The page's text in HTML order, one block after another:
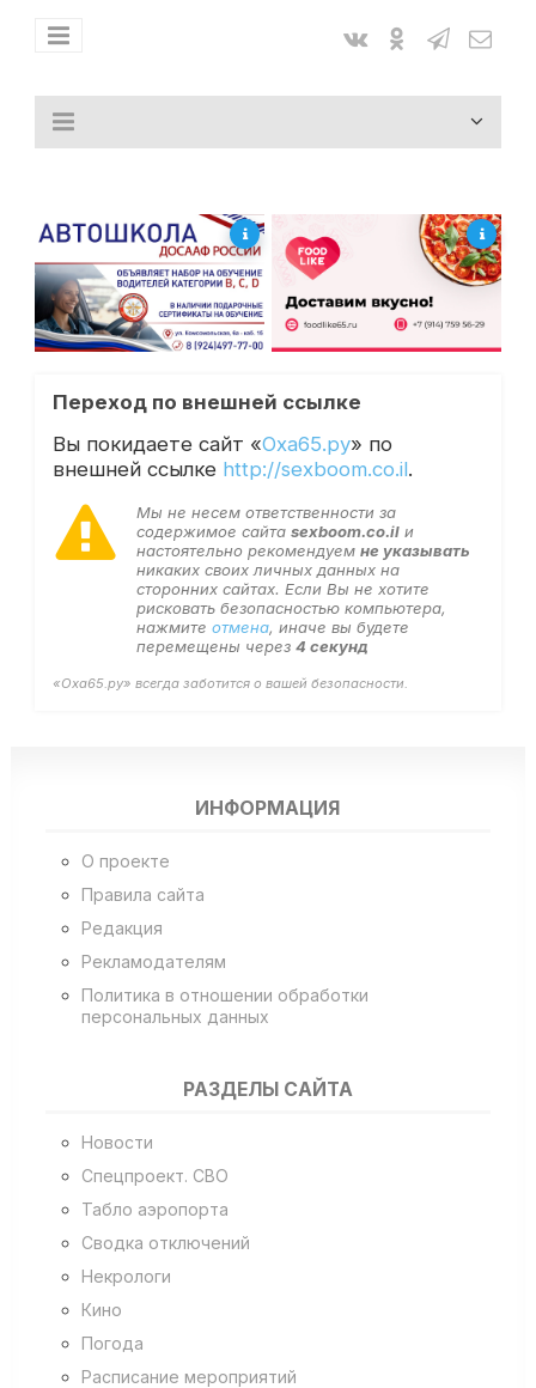
Переход по внешней ссылке
Вы покидаете сайт «Оха65.ру» по
внешней ссылке http://sexboom.co.il.
Мы не несем ответственности за
содержимое сайта sexboom.co.ilи
настоятельно рекомендуем не указывать
никаких своих личных данных на
сторонних сайтах. Если Вы не хотите
рисковать безопасностью компьютера,
нажмите отмена, иначе вы будете
перемещены через 4 секунд
«Оха65.ру» всегда заботится о вашей безопасности.
ИНФОРМАЦИЯ
О проекте
Правила сайта
Редакция
Рекламодателям
Политика в отношении обработки
персональных данных
РАЗДЕЛЫ САЙТА
Новости
Спецпроект. СВО
Табло аэропорта
Сводка отключений
Некрологи
Кино
Погода
Расписание мероприятий